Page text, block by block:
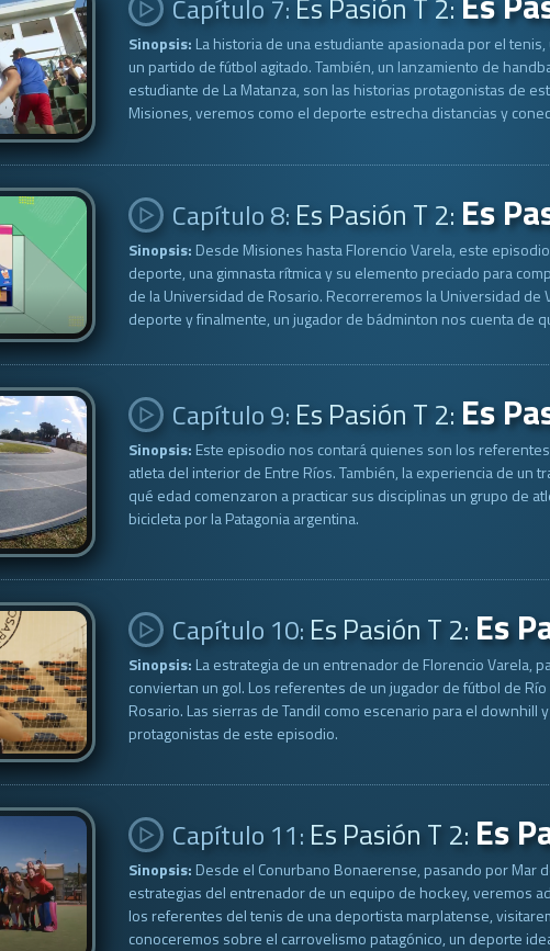
Capítulo 7: Es Pasión T 2:
Sinopsis: La historia de una estudiante apasionada por el
un partido de fútbol agitado. También, un lanzamiento de
estudiante de La Matanza, son las historias protagonistas de
Misiones, veremos como el deporte estrecha distancias y
Capítulo 8: Es Pasión T 2: Es
Sinopsis: Desde Misiones hasta Florencio Varela, este
deporte, una gimnasta rítmica y su elemento preciado para
de la Universidad de Rosario. Recorreremos la Universidad
deporte y finalmente, un jugador de bádminton nos cuenta de
Capítulo 9: Es Pasión T 2: Es
Sinopsis: Este episodio nos contará quienes son los
atleta del interior de Entre Ríos. También, la experiencia de un
qué edad comenzaron a practicar sus disciplinas un grupo de
bicicleta por la Patagonia argentina.
Capítulo 10: Es Pasión T 2: Es
Sinopsis: La estrategia de un entrenador de Florencio Varela,
conviertan un gol. Los referentes de un jugador de fútbol de
Rosario. Las sierras de Tandil como escenario para el
protagonistas de este episodio.
Capítulo 11: Es Pasión T 2: Es
Sinopsis: Desde el Conurbano Bonaerense, pasando por Mar
estrategias del entrenador de un equipo de hockey, veremos
los referentes del tenis de una deportista marplatense,
conoceremos sobre el carrovelismo patagónico, un deporte